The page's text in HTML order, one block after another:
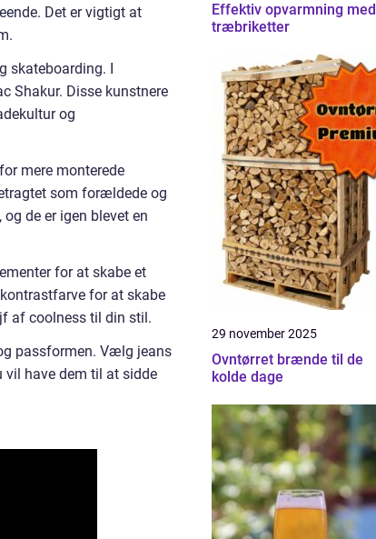
Det er vigtigt at
skateboarding. I
Shakur. Disse kunstnere
og
mere monterede
som forældede og
de er igen blevet en
for at skabe et
for at skabe
af coolness til din stil.
passformen. Vælg jeans
vil have dem til at sidde
Effektiv opvarmning med
træbriketter
29 november 2025
Ovntørret brænde til de
kolde dage